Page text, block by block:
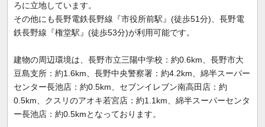
ろに立地しています。
その他にも長野電鉄長野線『市役所前駅』(徒歩51分)、長野電
鉄長野線『権堂駅』(徒歩53分)が利用可能です。
建物の周辺環境は、長野市立三陽中学校：約0.6km、長野市大
豆島支所：約1.6km、長野中央警察署：約4.2km、綿半スーパー
センター長池店：約0.5km、セブンイレブン南高田店：約
0.5km、クスリのアオキ若宮店：約1.1km、綿半スーパーセンタ
ー長池店：約0.5kmとなっております。